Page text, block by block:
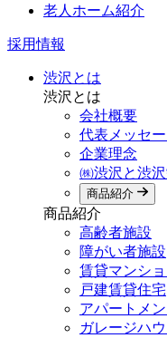
老人ホーム紹介
採用情報
渋沢とは
渋沢とは
会社概要
代表メッセ
企業理念
㈱渋沢と渋
商品紹介
商品紹介
高齢者施設
障がい者施設
賃貸マンシ
戸建賃貸住宅
アパートメン
ガレージハ